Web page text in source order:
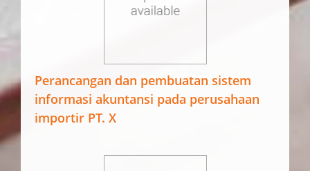
Perancangan dan pembuatan sistem
informasi akuntansi pada perusahaan
importir PT. X